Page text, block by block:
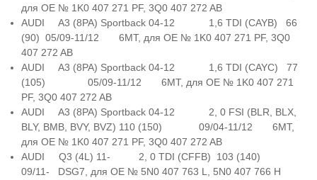
для OE № 1K0 407 271 PF, 3Q0 407 272 AB
AUDI A3 (8PA) Sportback 04-12 1,6 TDI (CAYB) 66
(90) 05/09-11/12 6MT, для OE № 1K0 407 271 PF, 3Q0
407 272 AB
AUDI A3 (8PA) Sportback 04-12 1,6 TDI (CAYC) 77
(105) 05/09-11/12 6MT, для OE № 1K0 407 271
PF, 3Q0 407 272 AB
AUDI A3 (8PA) Sportback 04-12 2, 0 FSI (BLR, BLX,
BLY, BMB, BVY, BVZ) 110 (150) 09/04-11/12 6MT,
для OE № 1K0 407 271 PF, 3Q0 407 272 AB
AUDI Q3 (4L) 11- 2, 0 TDI (CFFB) 103 (140)
09/11- DSG7, для OE № 5N0 407 763 L, 5N0 407 766 H